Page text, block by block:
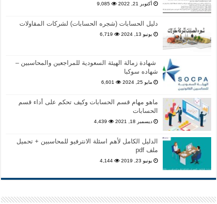
أكتوبر 21, 2022 9,085
دليل الحسابات (شجره الحسابات) لشركات المقاولات
يونيو 13, 2024 6,719
شهادة زمالة الهيئة السعودية للمراجعين والمحاسبين –
شهاده سوكبا
مايو 25, 2024 6,601
ماهو مهام قسم الحسابات وكيف تحكم على أداء قسم
الحسابات
ديسمبر 18, 2021 4,439
الدليل الكامل لأهم اسئلة الانترفيو للمحاسبين + تحميل
ملف pdf
يونيو 23, 2019 4,144